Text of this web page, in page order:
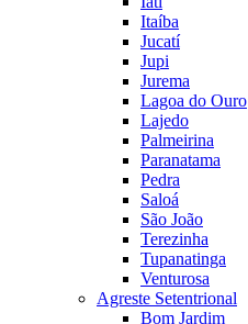
Itaíba
Jucatí
Jupi
Jurema
Lagoa do Ouro
Lajedo
Palmeirina
Paranatama
Pedra
Saloá
São João
Terezinha
Tupanatinga
Venturosa
Agreste Setentrional
Bom Jardim